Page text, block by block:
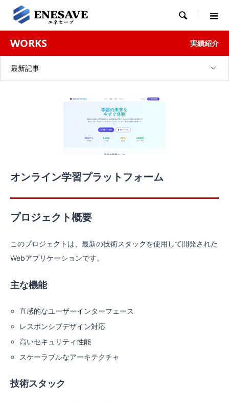

WORKS 実績紹介
最新記事
オンライン学習プラットフォーム
プロジェクト概要
このプロジェクトは、最新の技術スタックを使用して開発された
Webアプリケーションです。
主な機能
直感的なユーザーインターフェース
レスポンシブデザイン対応
高いセキュリティ性能
スケーラブルなアーキテクチャ
技術スタック